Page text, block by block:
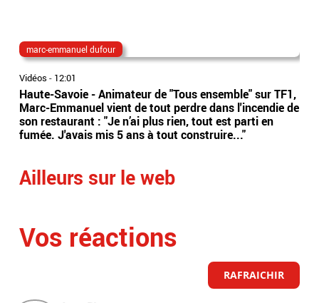
marc-emmanuel dufour
Vidéos - 12:01
Haute-Savoie - Animateur de "Tous ensemble" sur TF1,
Marc-Emmanuel vient de tout perdre dans l'incendie de
son restaurant : "Je n’ai plus rien, tout est parti en
fumée. J'avais mis 5 ans à tout construire..."
Ailleurs sur le web
Vos réactions
RAFRAICHIR